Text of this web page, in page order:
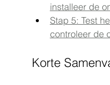
installeer de
Stap 5: Test
controleer de
Korte